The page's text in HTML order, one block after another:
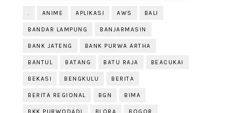
. ANIME APLIKASI AWS BALI
BANDAR LAMPUNG BANJARMASIN
BANK JATENG BANK PURWA ARTHA
BANTUL BATANG BATU RAJA BEACUKAI
BEKASI BENGKULU BERITA
BERITA REGIONAL BGN BIMA